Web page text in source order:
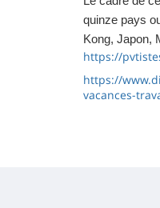
quinze pays
Kong, Japon,
https://
https://
vacances-